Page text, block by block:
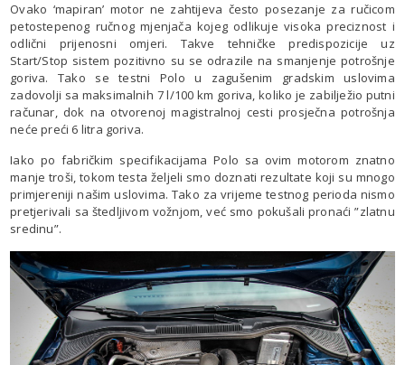
Ovako ‘mapiran’ motor ne zahtijeva često posezanje za ručicom
petostepenog ručnog mjenjača kojeg odlikuje visoka preciznost i
odlični prijenosni omjeri. Takve tehničke predispozicije uz
Start/Stop sistem pozitivno su se odrazile na smanjenje potrošnje
goriva. Tako se testni Polo u zagušenim gradskim uslovima
zadovolji sa maksimalnih 7 l/100 km goriva, koliko je zabilježio putni
računar, dok na otvorenoj magistralnoj cesti prosječna potrošnja
neće preći 6 litra goriva.
Iako po fabričkim specifikacijama Polo sa ovim motorom znatno
manje troši, tokom testa željeli smo doznati rezultate koji su mnogo
primjereniji našim uslovima. Tako za vrijeme testnog perioda nismo
pretjerivali sa štedljivom vožnjom, već smo pokušali pronaći ”zlatnu
sredinu”.